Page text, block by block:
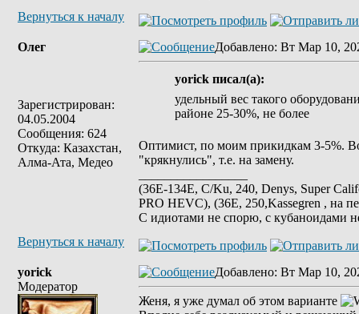
Вернуться к началу
Олег
Зарегистрирован:
04.05.2004
Сообщения: 624
Откуда: Казахстан,
Алма-Ата, Медео
Добавлено: Вт Мар 10,
yorick писал(а):
удельный вес такого
районе 25-30%, не более
Оптимист, по моим прикидкам 3-5%. Во
"крякнулись", т.е. на замену.
(36E-134E, C/Ku, 240, Denys, Super
PRO HEVC), (36E, 250,Kassegren , на
С идиотами не спорю, с кубаноидами
Вернуться к началу
yorick
Модератор
Добавлено: Вт Мар 10,
Женя, я уже думал об этом варианте